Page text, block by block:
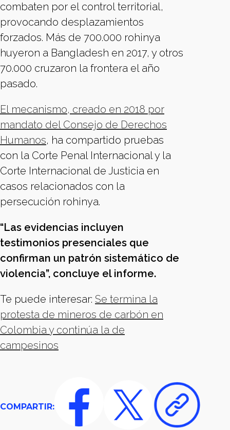
combaten por el control territorial,
provocando desplazamientos
forzados. Más de 700.000 rohinya
huyeron a Bangladesh en 2017, y otros
70.000 cruzaron la frontera el año
pasado.
El mecanismo, creado en 2018 por
mandato del Consejo de Derechos
Humanos, ha compartido pruebas
con la Corte Penal Internacional y la
Corte Internacional de Justicia en
casos relacionados con la
persecución rohinya.
“Las evidencias incluyen
testimonios presenciales que
confirman un patrón sistemático de
violencia”, concluye el informe.
Te puede interesar: Se termina la
protesta de mineros de carbón en
Colombia y continúa la de
campesinos
COMPARTIR: